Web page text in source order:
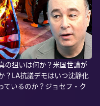
の狙いは何か？米国世論が
？LA抗議デモはいつ沈静化
ているのか？ジョセフ・ク